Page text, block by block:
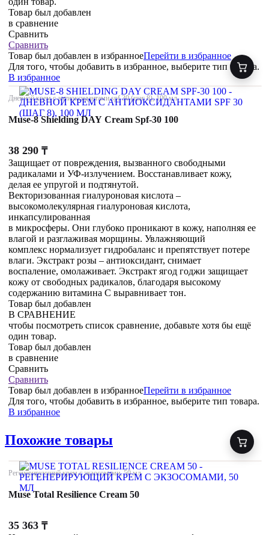
Товар был добавлен
в сравнение
Сравнить
Сравнить
Товар был добавлен в избранноеПерейти в избранное
Для того, чтобы добавить в избранное, выберите тип товара.
В избранное
Дневной крем с антиоксидантами spf 30 (шаг 8), 100 мл
Muse-8 Shielding DAY Cream Spf-30 100
38 290 ₸
Защищает от повреждения, вызванного свободными
радикалами и УФ-излучением. Восстанавливает кожу,
делая ее упругой и подтянутой.
Векторизованная гиалуроновая кислота –
высокомолекулярная гиалуроновая кислота,
инкапсулированная
в микросферы. Они глубоко проникают в кожу, наполняя ее
влагой и разглаживая морщины. Увлажняющий
комплекс нормализует гидробаланс и препятствует потере
влаги. Экстракт розы – антиоксидант, снимает
воспаление, омолаживает. Экстракт ягод годжи защищает
кожу от свободных радикалов, благодаря высокому
содержанию витамина С выравнивает тон.
Товар был добавлен
В СРАВНЕНИЕ
чтобы посмотреть список сравнение, добавьте хотя бы ещё
один товар.
Товар был добавлен
в сравнение
Сравнить
Сравнить
Товар был добавлен в избранноеПерейти в избранное
Для того, чтобы добавить в избранное, выберите тип товара.
В избранное
Похожие товары
Регенерирующий крем с экзосомами, 50 мл
Muse Total Resilience Cream 50
35 363 ₸